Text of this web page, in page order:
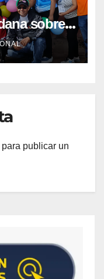
sobre
para publicar un